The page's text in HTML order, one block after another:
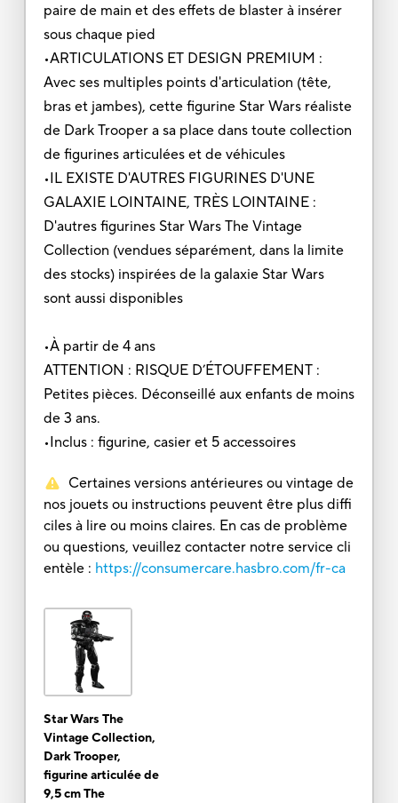
paire de main et des effets de blaster à insérer
sous chaque pied
•ARTICULATIONS ET DESIGN PREMIUM :
Avec ses multiples points d'articulation (tête,
bras et jambes), cette figurine Star Wars réaliste
de Dark Trooper a sa place dans toute collection
de figurines articulées et de véhicules
•IL EXISTE D'AUTRES FIGURINES D'UNE
GALAXIE LOINTAINE, TRÈS LOINTAINE :
D'autres figurines Star Wars The Vintage
Collection (vendues séparément, dans la limite
des stocks) inspirées de la galaxie Star Wars
sont aussi disponibles
•À partir de 4 ans
ATTENTION : RISQUE D’ÉTOUFFEMENT :
Petites pièces. Déconseillé aux enfants de moins
de 3 ans.
•Inclus : figurine, casier et 5 accessoires
Certaines versions antérieures ou vintage de
nos jouets ou instructions peuvent être plus diffi
ciles à lire ou moins claires. En cas de problème
ou questions, veuillez contacter notre service cli
entèle : https://consumercare.hasbro.com/fr-ca
Star Wars The
Vintage Collection,
Dark Trooper,
figurine articulée de
9,5 cm The